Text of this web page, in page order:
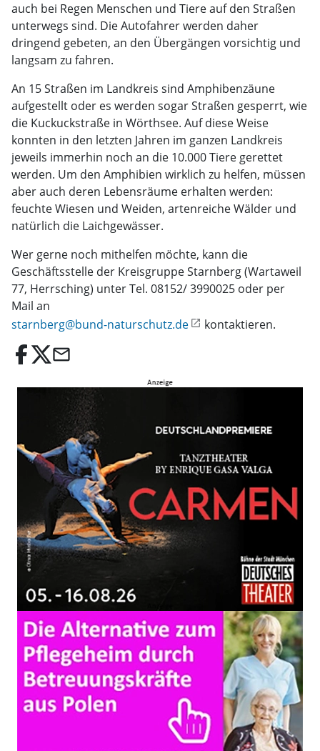
auch bei Regen Menschen und Tiere auf den Straßen
unterwegs sind. Die Autofahrer werden daher
dringend gebeten, an den Übergängen vorsichtig und
langsam zu fahren.
An 15 Straßen im Landkreis sind Amphibenzäune
aufgestellt oder es werden sogar Straßen gesperrt, wie
die Kuckuckstraße in Wörthsee. Auf diese Weise
konnten in den letzten Jahren im ganzen Landkreis
jeweils immerhin noch an die 10.000 Tiere gerettet
werden. Um den Amphibien wirklich zu helfen, müssen
aber auch deren Lebensräume erhalten werden:
feuchte Wiesen und Weiden, artenreiche Wälder und
natürlich die Laichgewässer.
Wer gerne noch mithelfen möchte, kann die
Geschäftsstelle der Kreisgruppe Starnberg (Wartaweil
77, Herrsching) unter Tel. 08152/ 3990025 oder per
Mail an
starnberg@bund-naturschutz.de
kontaktieren.
email